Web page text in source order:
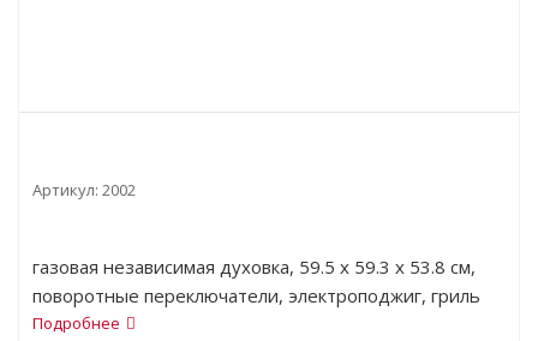
Артикул: 2002
газовая независимая духовка, 59.5 х 59.3 x 53.8 см,
поворотные переключатели, электроподжиг, гриль
Подробнее